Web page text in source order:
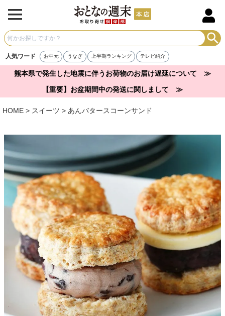
人気ワード お中元 うなぎ 上半期ランキング テレビ紹介
熊本県で発生した地震に伴うお荷物のお届け遅延について ≫
【重要】お盆期間中の発送に関しまして ≫
HOME スイーツ あんバタースコーンサンド